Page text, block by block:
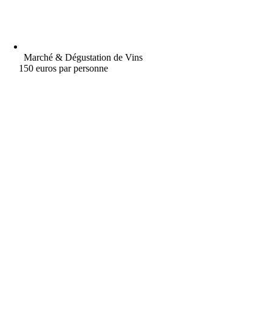
Marché & Dégustation de Vins
150 euros par personne